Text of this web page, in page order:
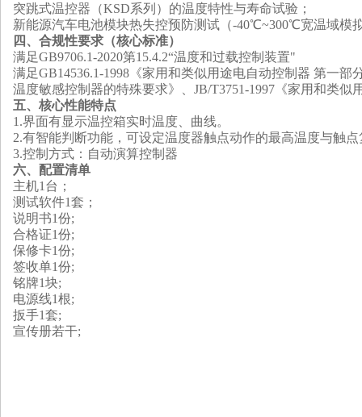
突跳式温控器（KSD系列）的温度特性与寿命试验 ；
新能源汽车电池模块热失控预防测试（-40℃~300℃宽温域模
四、 合规性要求（核心标准）
满足GB9706.1-2020第15.4.2“温度和过载控制装置"
满足GB14536.1-1998《家用和类似用途电自动控制器 第一
温度敏感控制器的特殊要求》、JB/T3751-1997《家用和类
五、 核心性能特点
1.界面有显示温控箱实时温度、曲线。
2.有智能判断功能，可设定温度器触点动作的最高温度与触
3.控制方式：自动演算控制器
六、配置清单
主机1台；
测试软件1套；
说明书1份;
合格证1份;
保修卡1份;
签收单1份;
铭牌1块;
电源线1根;
扳手1套;
宣传册若干;